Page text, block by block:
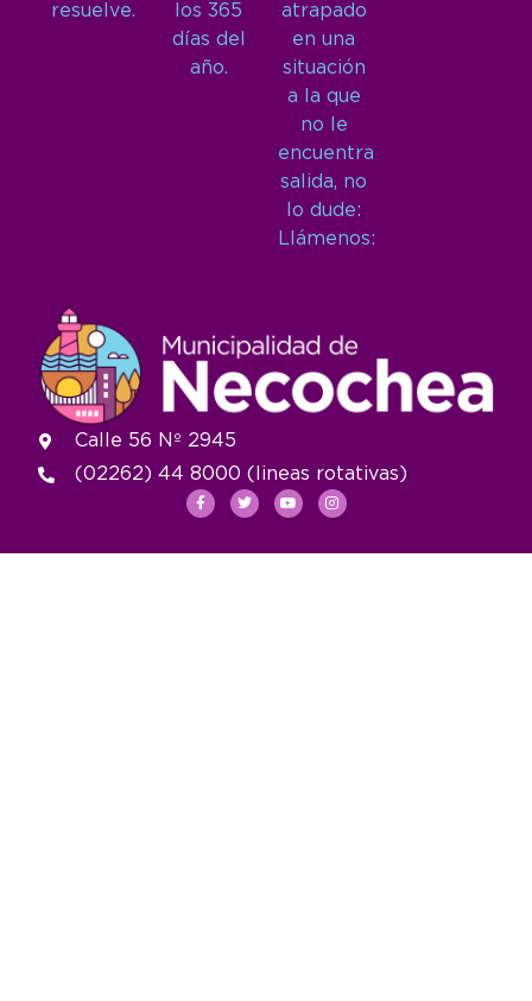
resuelve.
los 365
días del
año.
atrapado
en una
situación
a la que
no le
encuentra
salida, no
lo dude:
Llámenos:
Calle 56 Nº 2945
(02262) 44 8000 (lineas rotativas)